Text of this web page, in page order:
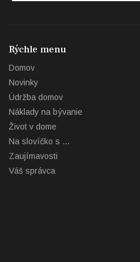
Rýchle menu
Domov
Novinky
Údržba domov
Náklady na bývanie
Život v dome
Na slovíčko s ...
Zaujímavosti
Váš správca